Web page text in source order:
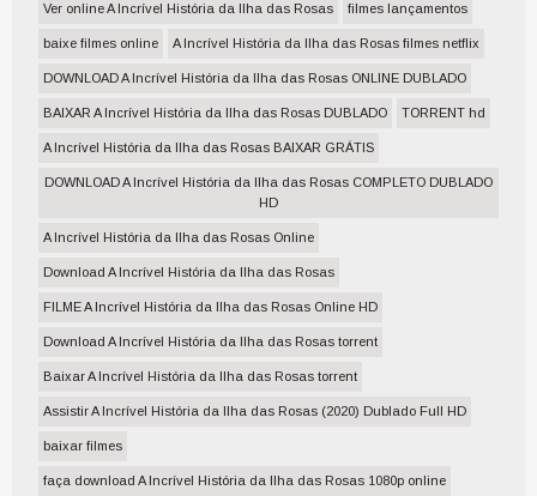
Ver online A Incrível História da Ilha das Rosas filmes lançamentos
baixe filmes online A Incrível História da Ilha das Rosas filmes netflix
DOWNLOAD A Incrível História da Ilha das Rosas ONLINE DUBLADO
BAIXAR A Incrível História da Ilha das Rosas DUBLADO TORRENT hd
A Incrível História da Ilha das Rosas BAIXAR GRÁTIS
DOWNLOAD A Incrível História da Ilha das Rosas COMPLETO DUBLADO
HD
A Incrível História da Ilha das Rosas Online
Download A Incrível História da Ilha das Rosas
FILME A Incrível História da Ilha das Rosas Online HD
Download A Incrível História da Ilha das Rosas torrent
Baixar A Incrível História da Ilha das Rosas torrent
Assistir A Incrível História da Ilha das Rosas (2020) Dublado Full HD
baixar filmes
faça download A Incrível História da Ilha das Rosas 1080p online